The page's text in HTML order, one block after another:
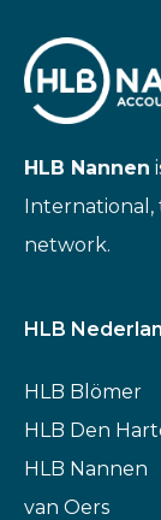
HLB Nannen
International,
network.
HLB
HLB Blömer
HLB Den
HLB Nannen
van Oers